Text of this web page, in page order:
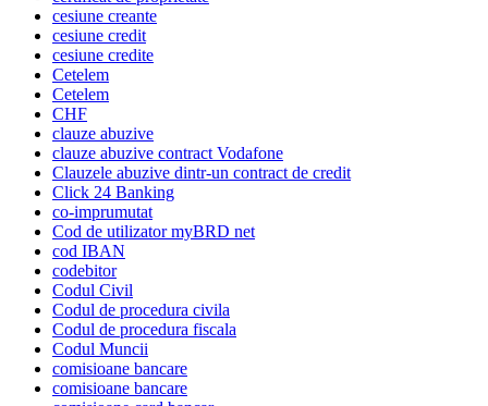
cesiune creante
cesiune credit
cesiune credite
Cetelem
Cetelem
CHF
clauze abuzive
clauze abuzive contract Vodafone
Clauzele abuzive dintr-un contract de credit
Click 24 Banking
co-imprumutat
Cod de utilizator myBRD net
cod IBAN
codebitor
Codul Civil
Codul de procedura civila
Codul de procedura fiscala
Codul Muncii
comisioane bancare
comisioane bancare